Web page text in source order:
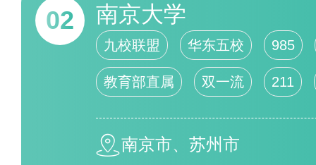
02 南京大学
九校联盟 华东五校 985
教育部直属 双一流 211
南京市、苏州市